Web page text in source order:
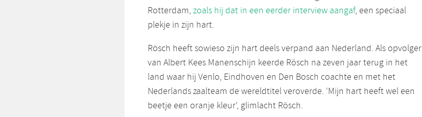
Rotterdam, zoals hij dat in een eerder interview aangaf, een speciaal
plekje in zijn hart.
Rösch heeft sowieso zijn hart deels verpand aan Nederland. Als opvolger
van Albert Kees Manenschijn keerde Rösch na zeven jaar terug in het
land waar hij Venlo, Eindhoven en Den Bosch coachte en met het
Nederlands zaalteam de wereldtitel veroverde. ‘Mijn hart heeft wel een
beetje een oranje kleur’, glimlacht Rösch.